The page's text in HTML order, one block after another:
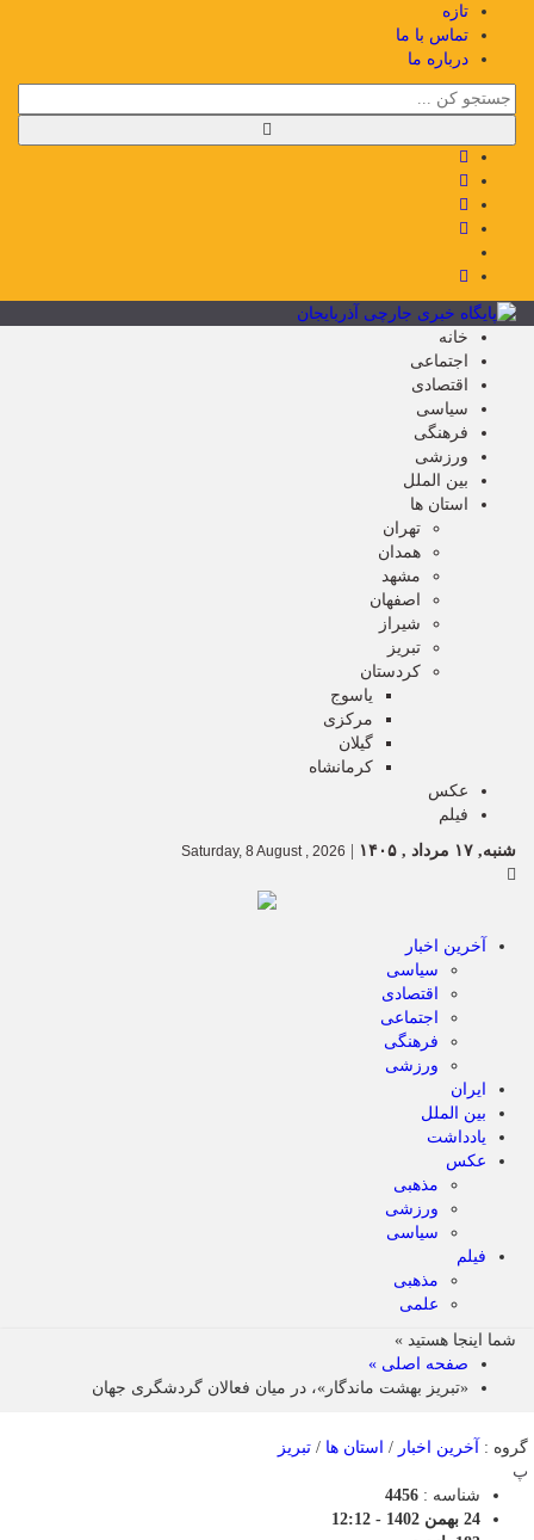
تازه
تماس با ما
درباره ما
خانه
اجتماعی
اقتصادی
سیاسی
فرهنگی
ورزشی
بین الملل
استان ها
تهران
همدان
مشهد
اصفهان
شیراز
تبریز
کردستان
یاسوج
مرکزی
گیلان
کرمانشاه
عکس
فیلم
شنبه, ۱۷ مرداد , ۱۴۰۵
Saturday, 8 August , 2026
آخرین اخبار
سیاسی
اقتصادی
اجتماعی
فرهنگی
ورزشی
ایران
بین الملل
یادداشت
عکس
مذهبی
ورزشی
سیاسی
فیلم
مذهبی
علمی
شما اینجا هستید »
صفحه اصلی »
«تبریز بهشت ماندگار»، در میان فعالان گردشگری جهان
گروه : آخرین اخبار / استان ها / تبریز
پ
شناسه : 4456
24 بهمن 1402 - 12:12